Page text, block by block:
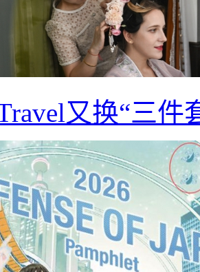
又换“三